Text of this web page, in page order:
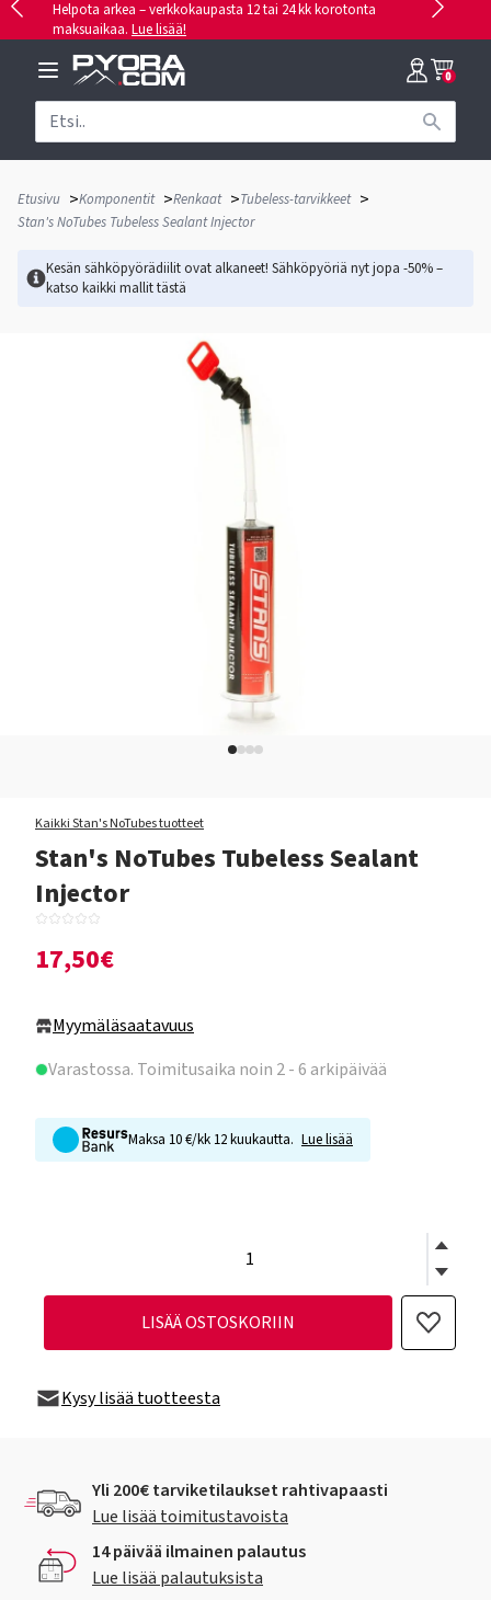
Helpota arkea – verkkokaupasta 12 tai 24 kk korotonta
maksuaikaa. Lue lisää!
0
Etusivu >Komponentit >Renkaat >Tubeless-tarvikkeet >
Stan's NoTubes Tubeless Sealant Injector
Kesän sähköpyörädiilit ovat alkaneet! Sähköpyöriä nyt jopa -50% –
katso kaikki mallittästä
Kaikki Stan's NoTubes tuotteet
Stan's NoTubes Tubeless Sealant
Injector
17,50€
Myymäläsaatavuus
Varastossa. Toimitusaika noin 2 - 6 arkipäivää
Maksa 10 €/kk 12 kuukautta. Lue lisää
LISÄÄ OSTOSKORIIN
Kysy lisää tuotteesta
Yli 200€ tarviketilaukset rahtivapaasti
Lue lisää toimitustavoista
14 päivää ilmainen palautus
Lue lisää palautuksista